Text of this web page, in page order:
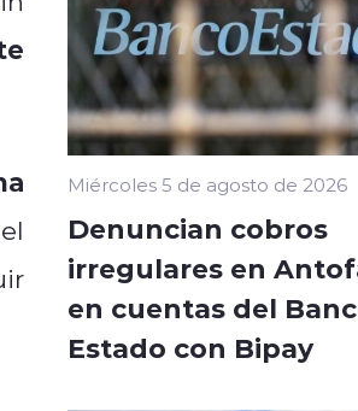
Miércoles 5 de agosto de 2026
Denuncian cobros
irregulares en
en cuentas del
Estado con Bipay